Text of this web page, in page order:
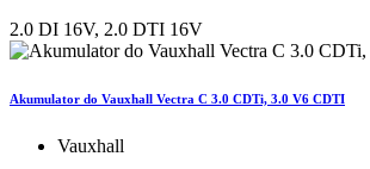
2.0 DI 16V, 2.0 DTI 16V
Akumulator do Vauxhall Vectra C 3.0 CDTi, 3.0 V6 CDTI
Vauxhall